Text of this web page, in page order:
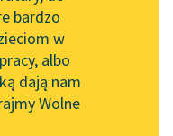
PMH
Wolnych Lektur
bardzo
w
albo
dają nam
Wolne
czytaj online